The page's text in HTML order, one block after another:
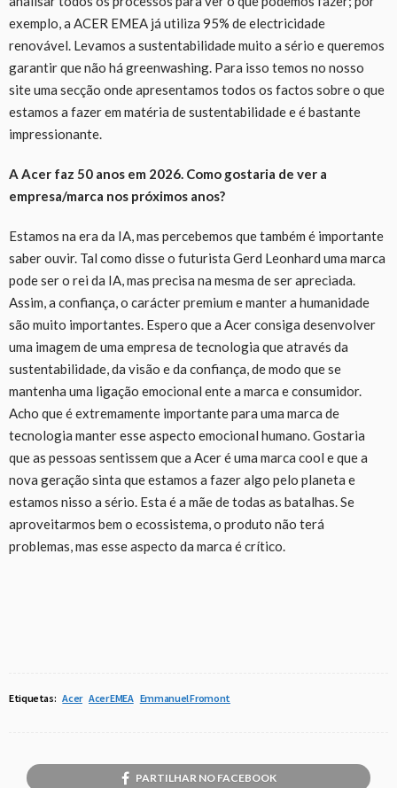
exemplo, a ACER EMEA já utiliza 95% de electricidade
renovável. Levamos a sustentabilidade muito a sério e queremos
garantir que não há greenwashing. Para isso temos no nosso
site uma secção onde apresentamos todos os factos sobre o que
estamos a fazer em matéria de sustentabilidade e é bastante
impressionante.
A Acer faz 50 anos em 2026. Como gostaria de ver a
empresa/marca nos próximos anos?
Estamos na era da IA, mas percebemos que também é importante
saber ouvir. Tal como disse o futurista Gerd Leonhard uma marca
pode ser o rei da IA, mas precisa na mesma de ser apreciada.
Assim, a confiança, o carácter premium e manter a humanidade
são muito importantes. Espero que a Acer consiga desenvolver
uma imagem de uma empresa de tecnologia que através da
sustentabilidade, da visão e da confiança, de modo que se
mantenha uma ligação emocional ente a marca e consumidor.
Acho que é extremamente importante para uma marca de
tecnologia manter esse aspecto emocional humano. Gostaria
que as pessoas sentissem que a Acer é uma marca cool e que a
nova geração sinta que estamos a fazer algo pelo planeta e
estamos nisso a sério. Esta é a mãe de todas as batalhas. Se
aproveitarmos bem o ecossistema, o produto não terá
problemas, mas esse aspecto da marca é crítico.
Etiquetas: Acer Acer EMEA Emmanuel Fromont
PARTILHAR NO FACEBOOK